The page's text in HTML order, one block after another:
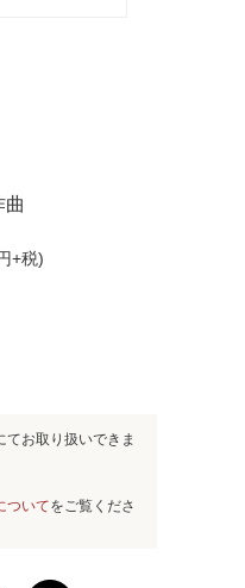
曲
+税)
てお取り扱いできま
ついてをご覧くださ